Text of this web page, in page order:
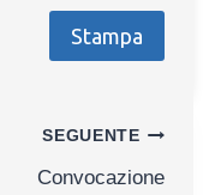
Stampa
SEGUENTE
Convocazione